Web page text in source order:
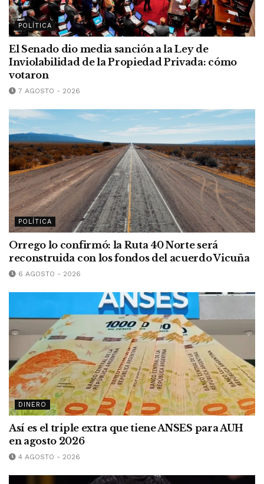
POLÍTICA
El Senado dio media sanción a la Ley de
Inviolabilidad de la Propiedad Privada: cómo
votaron
7 AGOSTO - 2026
POLÍTICA
Orrego lo confirmó: la Ruta 40 Norte será
reconstruida con los fondos del acuerdo Vicuña
6 AGOSTO - 2026
DINERO
Así es el triple extra que tiene ANSES para AUH
en agosto 2026
4 AGOSTO - 2026